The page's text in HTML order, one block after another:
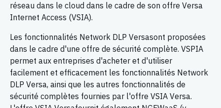
réseau dans le cloud dans le cadre de son offre Versa
Internet Access (VSIA).
Les fonctionnalités Network DLP Versasont proposées
dans le cadre d'une offre de sécurité complète. VSPIA
permet aux entreprises d'acheter et d'utiliser
facilement et efficacement les fonctionnalités Network
DLP Versa, ainsi que les autres fonctionnalités de
sécurité complètes fournies par l'offre VSIA Versa.